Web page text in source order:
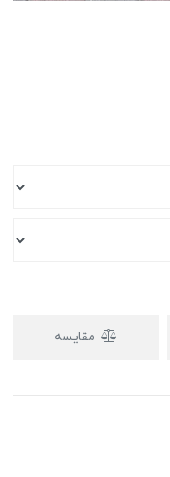
مقایسه